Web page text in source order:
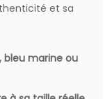
et sa
bleu marine ou